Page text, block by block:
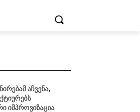
აჩვენა,
იმპროვიზაცია